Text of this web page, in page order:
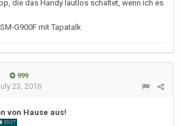
die das Handy lautlos schaltet, wenn ich es
G900F mit Tapatalk
999
23, 2016
von Hause aus!